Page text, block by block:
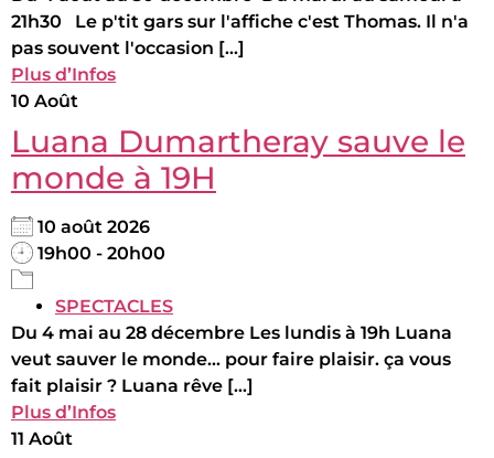
21h30 Le p'tit gars sur l'affiche c'est Thomas. Il n'a
pas souvent l'occasion [...]
Plus d’Infos
10 Août
Luana Dumartheray sauve le
monde à 19H
10 août 2026
19h00 - 20h00
SPECTACLES
Du 4 mai au 28 décembre Les lundis à 19h Luana
veut sauver le monde... pour faire plaisir. ça vous
fait plaisir ? Luana rêve [...]
Plus d’Infos
11 Août